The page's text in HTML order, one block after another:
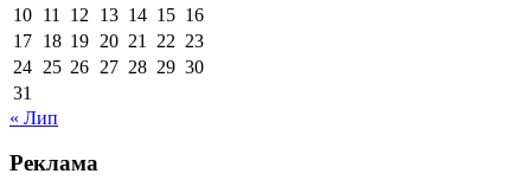
10 11 12 13 14 15 16
17 18 19 20 21 22 23
24 25 26 27 28 29 30
31
« Лип
Реклама